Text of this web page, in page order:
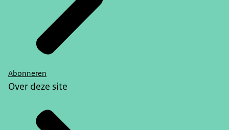
Abonneren
Over deze site